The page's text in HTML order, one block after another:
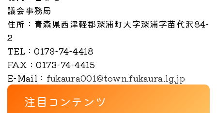
議会事務局
住所 ：青森県西津軽郡深浦町大字深浦字苗代沢84-
2
TEL ：0173-74-4418
FAX ：0173-74-4415
E-Mail ： fukaura001@town.fukaura.lg.jp
注目コンテンツ